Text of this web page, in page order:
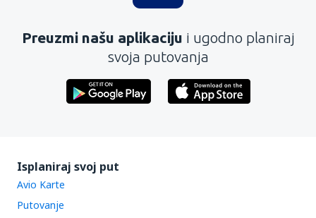
Preuzmi našu aplikaciju i ugodno planiraj
svoja putovanja
Isplaniraj svoj put
Avio Karte
Putovanje